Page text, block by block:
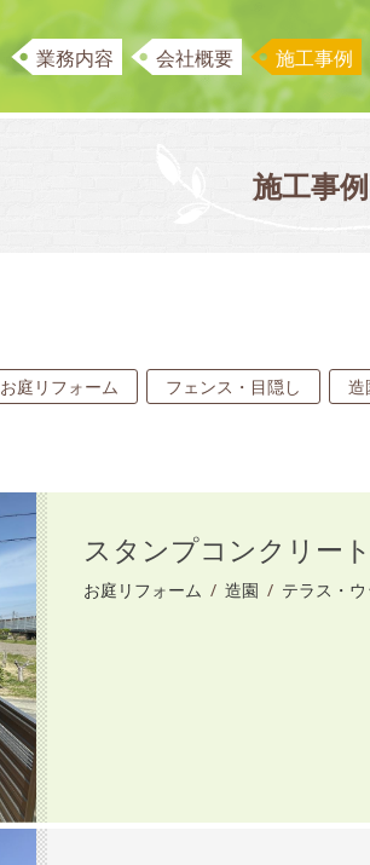
業務内容 会社概要 施工事例
施工事例
お庭リフォーム フェンス・目隠し 造
スタンプコンクリー
お庭リフォーム / 造園 / テラス・